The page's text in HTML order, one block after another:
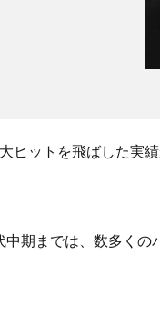
ヒットを飛ばした実
中期までは、数多く